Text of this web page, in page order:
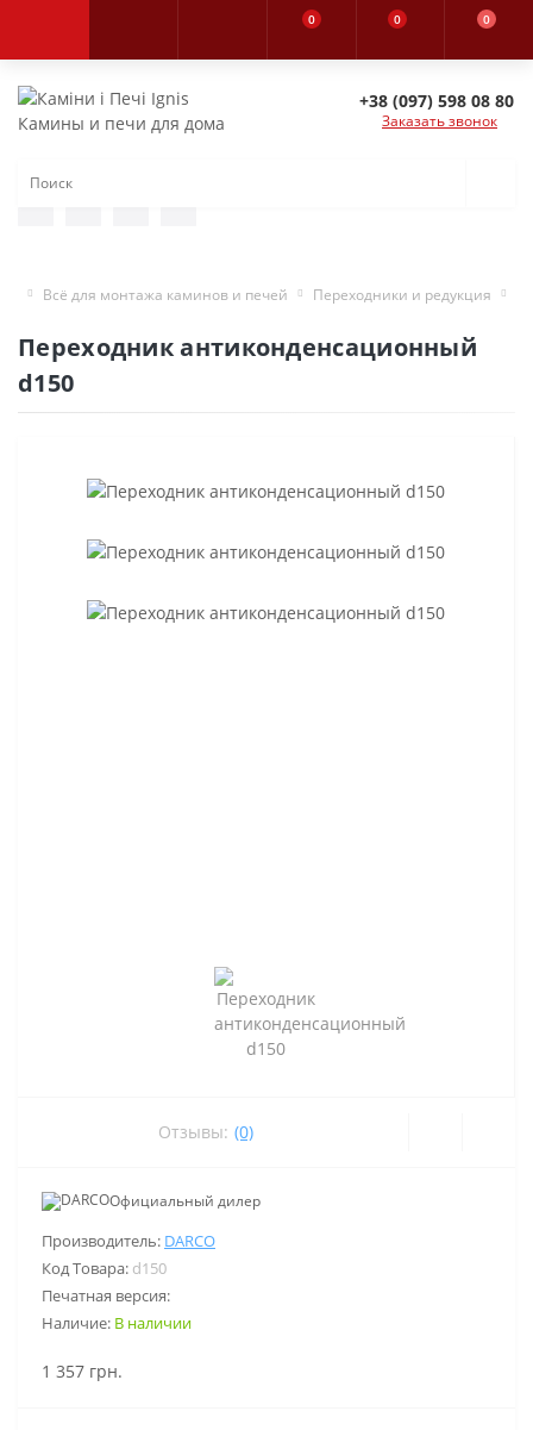
0 0 0
Камины и печи для дома
+38 (097) 598 08 80
Заказать звонок
Всё для монтажа каминов и печей Переходники и редукция
Переходник антиконденсационный
d150
Отзывы: (0)
Производитель: DARCO
Код Товара: d150
Печатная версия:
Наличие: В наличии
1 357 грн.
Официальный дилер